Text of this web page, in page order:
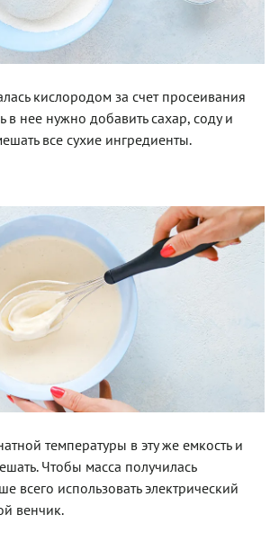
кислородом за счет просеивания
в нее нужно добавить сахар, соду и
все сухие ингредиенты.
температуры в эту же емкость и
Чтобы масса получилась
всего использовать электрический
венчик.